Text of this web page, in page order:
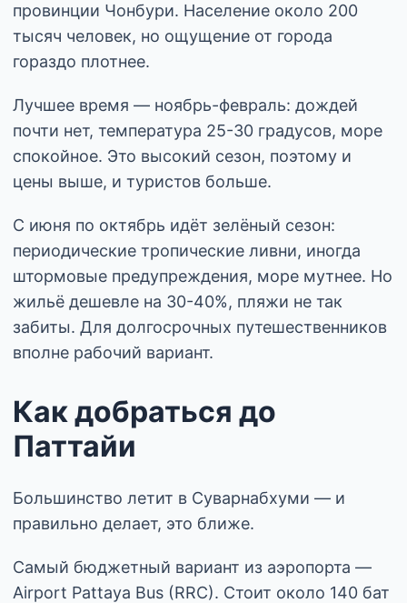
провинции Чонбури. Население около 200
тысяч человек, но ощущение от города
гораздо плотнее.
Лучшее время — ноябрь-февраль: дождей
почти нет, температура 25-30 градусов, море
спокойное. Это высокий сезон, поэтому и
цены выше, и туристов больше.
С июня по октябрь идёт зелёный сезон:
периодические тропические ливни, иногда
штормовые предупреждения, море мутнее. Но
жильё дешевле на 30-40%, пляжи не так
забиты. Для долгосрочных путешественников
вполне рабочий вариант.
Как добраться до
Паттайи
Большинство летит в Суварнабхуми — и
правильно делает, это ближе.
Самый бюджетный вариант из аэропорта —
Airport Pattaya Bus (RRC). Стоит около 140 бат